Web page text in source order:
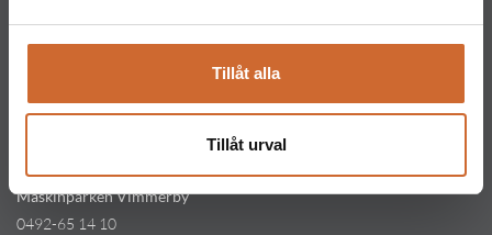
Tillåt alla
Tillåt urval
0142-800 40
mjolby@maskinparken.se
Maskinparken Vimmerby
0492-65 14 10